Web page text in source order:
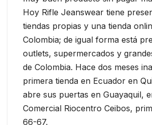
Hoy Rifle Jeanswear tiene
tiendas propias y una tienda
Colombia; de igual forma está
outlets, supermercados y
de Colombia. Hace dos meses
primera tienda en Ecuador en
abre sus puertas en Guayaquil,
Comercial Riocentro Ceibos,
66-67.